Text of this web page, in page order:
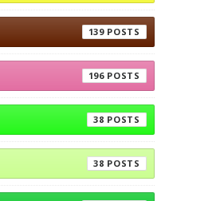
139
196
38
38